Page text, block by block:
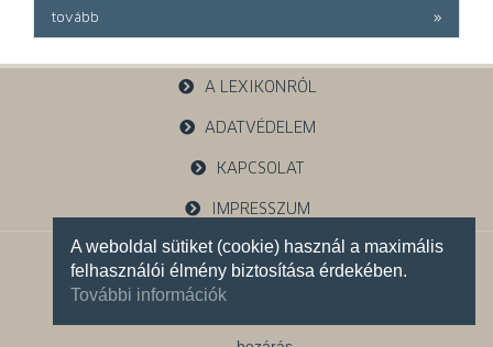
A weboldal sütiket (cookie) használ a maximális
felhasználói élmény biztosítása érdekében.
További információk
tovább
A LEXIKONRÓL
ADATVÉDELEM
KAPCSOLAT
IMPRESSZUM
1121 Budapest, Budakeszi u. 38.
+36 30 785 5595
Facebook oldalunk